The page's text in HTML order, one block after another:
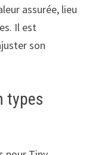
assurée, lieu
Il est
son
types